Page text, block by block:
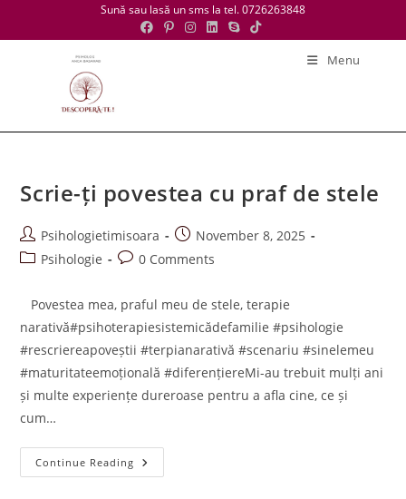
Sună sau lasă un sms la tel. 0726263848
Menu
Scrie-ți povestea cu praf de stele
Post
author:
Psihologietimisoara
Post
published:
November 8, 2025
PostPsihologie
Post0 Comments
Povestea mea, praful meu de stele, terapie
narativă#psihoterapiesistemicădefamilie #psihologie
#rescriereapoveștii #terpianarativă #scenariu #sinelemeu
#maturitateemoțională #diferențiereMi-au trebuit mulți ani
și multe experiențe dureroase pentru a afla cine, ce și
cum…
Continue Reading Scrie-
Ți